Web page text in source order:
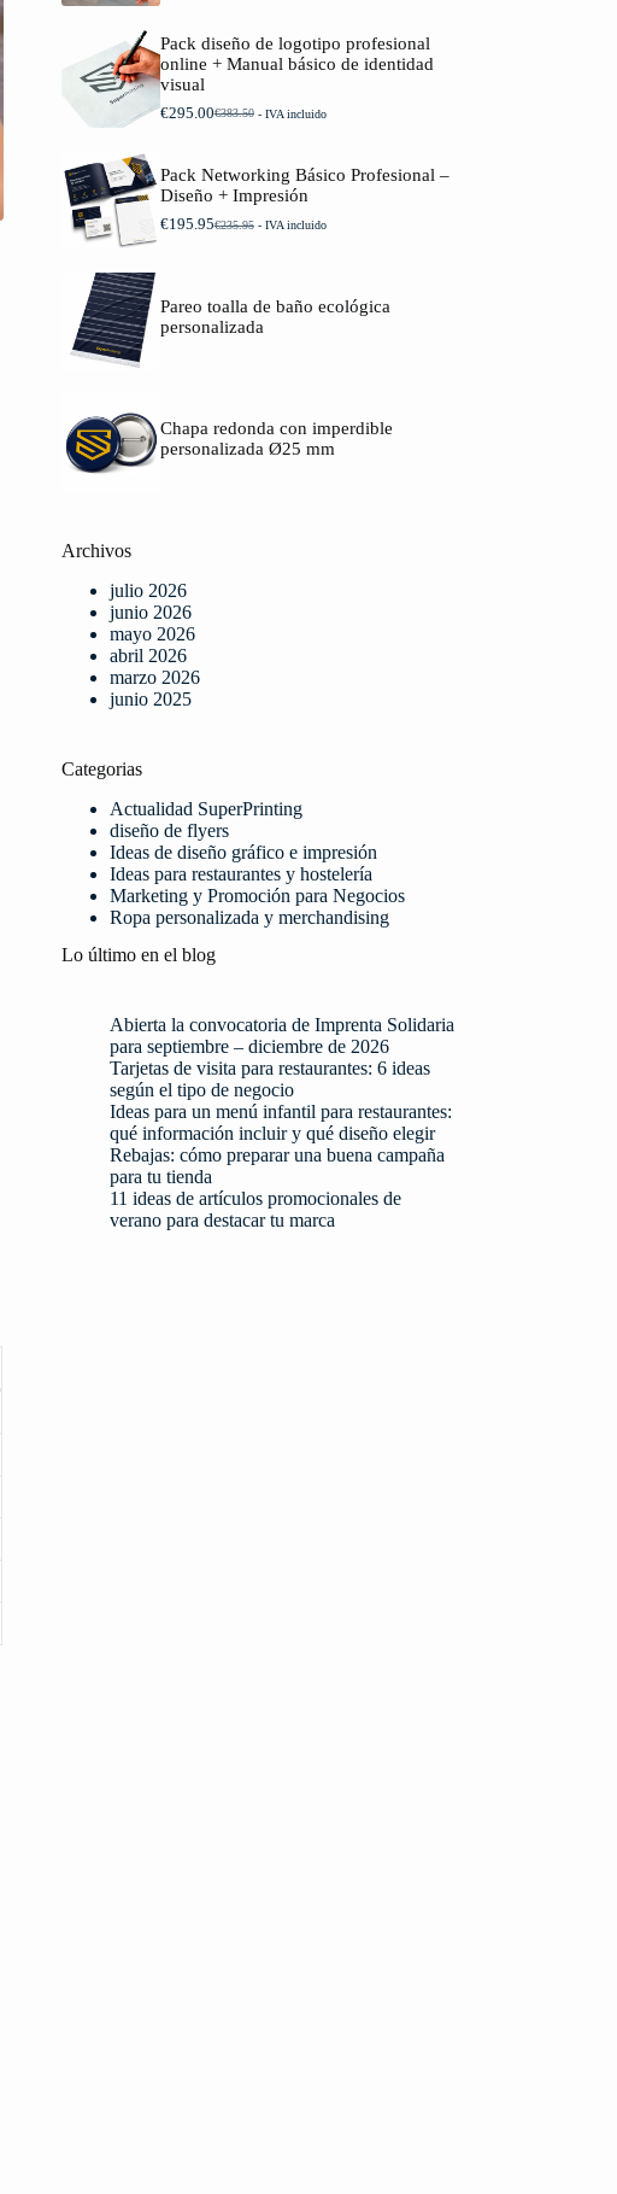
Pack diseño de logotipo profesional
online + Manual básico de identidad
visual
€383.50
€295.00 - IVA incluido
Pack Networking Básico Profesional –
Diseño + Impresión
€235.95
€195.95 - IVA incluido
Pareo toalla de baño ecológica
personalizada
Chapa redonda con imperdible
personalizada Ø25 mm
Archivos
julio 2026
junio 2026
mayo 2026
abril 2026
marzo 2026
junio 2025
Categorias
Actualidad SuperPrinting
diseño de flyers
Ideas de diseño gráfico e impresión
Ideas para restaurantes y hostelería
Marketing y Promoción para Negocios
Ropa personalizada y merchandising
Lo último en el blog
Abierta la convocatoria de Imprenta Solidaria
para septiembre – diciembre de 2026
Tarjetas de visita para restaurantes: 6 ideas
según el tipo de negocio
Ideas para un menú infantil para restaurantes:
qué información incluir y qué diseño elegir
Rebajas: cómo preparar una buena campaña
para tu tienda
11 ideas de artículos promocionales de
verano para destacar tu marca